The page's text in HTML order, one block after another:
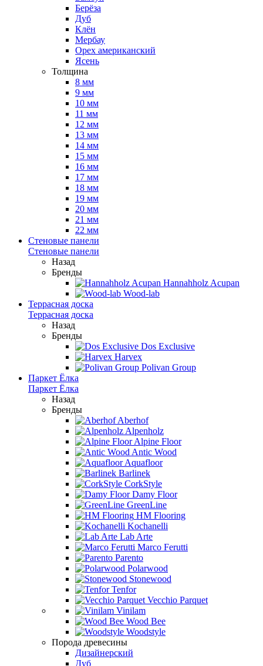
Берёза
Дуб
Клён
Мербау
Орех американский
Ясень
Толщина
8 мм
9 мм
10 мм
11 мм
12 мм
13 мм
14 мм
15 мм
16 мм
17 мм
18 мм
19 мм
20 мм
21 мм
22 мм
Стеновые панели
Стеновые панели
Назад
Бренды
Hannahholz Acupan
Wood-lab
Террасная доска
Террасная доска
Назад
Бренды
Dos Exclusive
Harvex
Polivan Group
Паркет Ёлка
Паркет Ёлка
Назад
Бренды
Aberhof
Alpenholz
Alpine Floor
Antic Wood
Aquafloor
Barlinek
CorkStyle
Damy Floor
GreenLine
HM Flooring
Kochanelli
Lab Arte
Marco Ferutti
Parento
Polarwood
Stonewood
Tenfor
Vecchio Parquet
Vinilam
Wood Bee
Woodstyle
Порода древесины
Дизайнерский
Дуб